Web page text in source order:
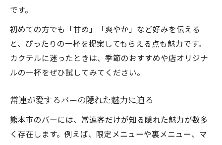
です。
初めての方でも「甘め」「爽やか」など好みを伝える
と、ぴったりの一杯を提案してもらえる点も魅力です。
カクテルに迷ったときは、季節のおすすめや店オリジナ
ルの一杯をぜひ試してみてください。
常連が愛するバーの隠れた魅力に迫る
熊本市のバーには、常連客だけが知る隠れた魅力が数多
く存在します。例えば、限定メニューや裏メニュー、マ